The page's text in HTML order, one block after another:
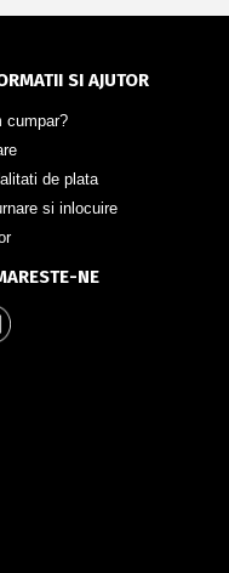
SI AJUTOR
cumpar?
de plata
si inlocuire
NE